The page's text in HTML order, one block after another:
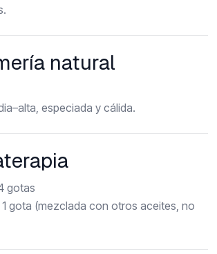
natural
especiada y cálida.
gotas
1 gota (mezclada con otros aceites, no